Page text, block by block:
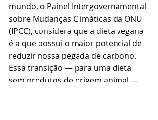
mundo, o Painel Intergovernamental
sobre Mudanças Climáticas da ONU
(IPCC), considera que a dieta vegana
é a que possui o maior potencial de
reduzir nossa pegada de carbono.
Essa transição — para uma dieta
sem produtos de origem animal —